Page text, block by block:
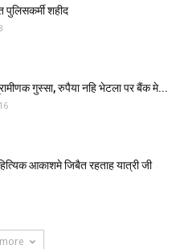
शहीद
गुस्सा, रुपैया नहि भेटला पर बैंक मे...
आकाशमे जिबैत रहताह यात्री जी